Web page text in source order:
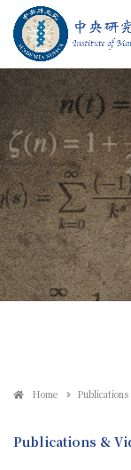
Jump To中央區塊/Main
:::
Home Publications
Publications &